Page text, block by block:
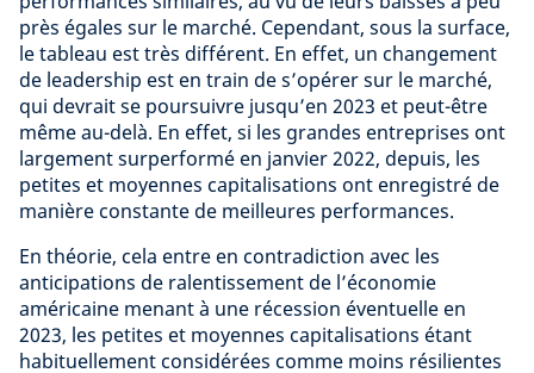
près égales sur le marché. Cependant, sous la surface,
le tableau est très différent. En effet, un changement
de leadership est en train de s’opérer sur le marché,
qui devrait se poursuivre jusqu’en 2023 et peut-être
même au-delà. En effet, si les grandes entreprises ont
largement surperformé en janvier 2022, depuis, les
petites et moyennes capitalisations ont enregistré de
manière constante de meilleures performances.
En théorie, cela entre en contradiction avec les
anticipations de ralentissement de l’économie
américaine menant à une récession éventuelle en
2023, les petites et moyennes capitalisations étant
habituellement considérées comme moins résilientes